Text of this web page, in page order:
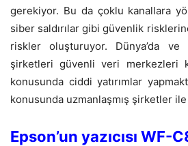
gerekiyor. Bu da çoklu kanallara
siber saldırılar gibi güvenlik
riskler oluşturuyor. Dünya’da ve
şirketleri güvenli veri merkezleri
konusunda ciddi yatırımlar
konusunda uzmanlaşmış şirketler ile
Epson’un yazıcısı WF-